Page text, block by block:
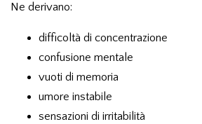
Ne derivano:
difficoltà di concentrazione
confusione mentale
vuoti di memoria
umore instabile
sensazioni di irritabilità